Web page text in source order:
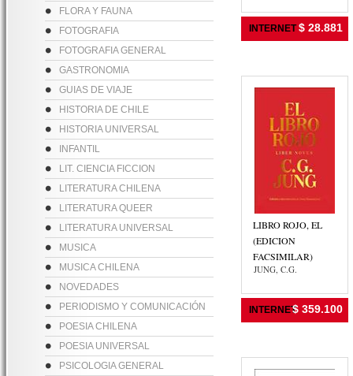
FLORA Y FAUNA
FOTOGRAFIA
FOTOGRAFIA GENERAL
GASTRONOMIA
GUIAS DE VIAJE
HISTORIA DE CHILE
HISTORIA UNIVERSAL
INFANTIL
LIT. CIENCIA FICCION
LITERATURA CHILENA
LITERATURA QUEER
LITERATURA UNIVERSAL
MUSICA
MUSICA CHILENA
NOVEDADES
PERIODISMO Y COMUNICACIÓN
POESIA CHILENA
POESIA UNIVERSAL
PSICOLOGIA GENERAL
INTERNET $ 28.881
LIBRO ROJO, EL
(EDICION
FACSIMILAR)
JUNG, C.G.
INTERNET$ 359.100